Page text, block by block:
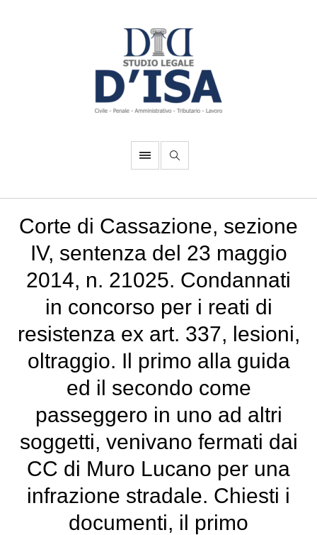
Corte di Cassazione, sezione
IV, sentenza del 23 maggio
2014, n. 21025. Condannati
in concorso per i reati di
resistenza ex art. 337, lesioni,
oltraggio. Il primo alla guida
ed il secondo come
passeggero in uno ad altri
soggetti, venivano fermati dai
CC di Muro Lucano per una
infrazione stradale. Chiesti i
documenti, il primo